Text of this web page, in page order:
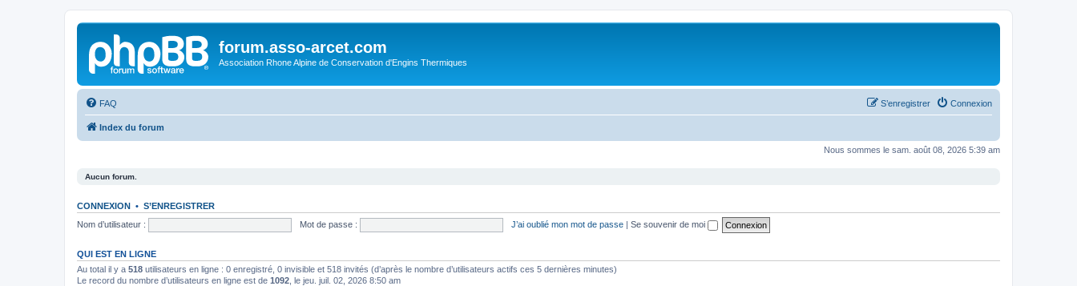
forum.asso-arcet.com
Association Rhone Alpine de Conservation d'Engins Thermiques
FAQ Connexion
S’enregistrer
Index du forum
Nous sommes le sam. août 08, 2026 5:39 am
Aucun forum.
CONNEXION • S’ENREGISTRER
Nom d’utilisateur :
Mot de passe : J’ai oublié mon mot de passe | Se souvenir de moi
QUI EST EN LIGNE
Au total il y a 518 utilisateurs en ligne : 0 enregistré, 0 invisible et 518 invités (d’après le nombre d’utilisateurs actifs ces 5 dernières minutes)
Le record du nombre d’utilisateurs en ligne est de 1092 , le jeu. juil. 02, 2026 8:50 am